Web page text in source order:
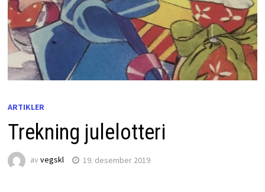
ARTIKLER
Trekning julelotteri
avvegskl 19. desember 2019